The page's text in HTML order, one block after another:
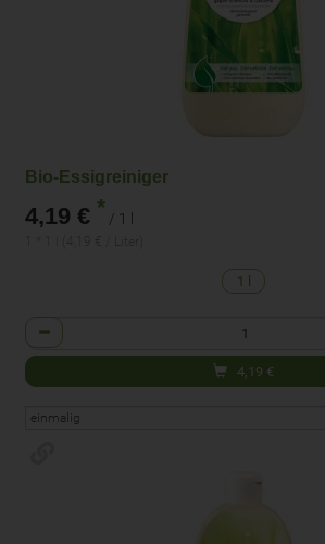
Bio-Essigreiniger
4,19 € * / 1 l
1 l
Anzahl
4,19 €